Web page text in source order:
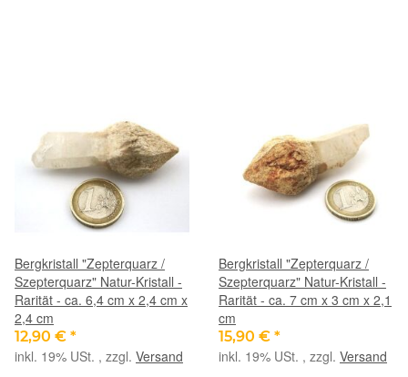
Bergkristall "Zepterquarz /
Szepterquarz" Natur-Kristall -
Rarität - ca. 6,4 cm x 2,4 cm x
2,4 cm
12,90 € *
inkl. 19% USt. , zzgl. Versand
Bergkristall "Zepterquarz /
Szepterquarz" Natur-Kristall -
Rarität - ca. 7 cm x 3 cm x 2,1
cm
15,90 € *
inkl. 19% USt. , zzgl. Versand